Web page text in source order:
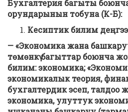
Бухгалтерия багыты
орундарынын тобуна (К-Б):
Кесиптик билим
— «Экономика жана
төмөнкү багыттар боюнча
билим: экономика;
экономикалык теория,
бухгалтердик эсеп, талдоо
экономика, улуттук